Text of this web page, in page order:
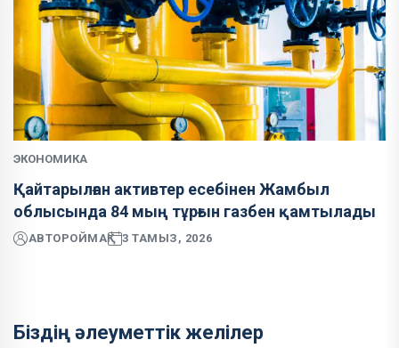
ЭКОНОМИКА
Қайтарылған активтер есебінен Жамбыл
облысында 84 мың тұрғын газбен қамтылады
АВТОРОЙМАҚ 3 ТАМЫЗ, 2026
Біздің әлеуметтік желілер